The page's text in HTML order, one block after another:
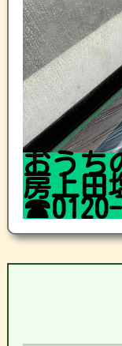
おうち
房上田